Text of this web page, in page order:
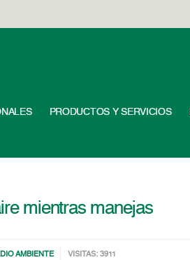
PRODUCTOS Y SERVICIOS
mientras manejas
AMBIENTE VISITAS: 3911